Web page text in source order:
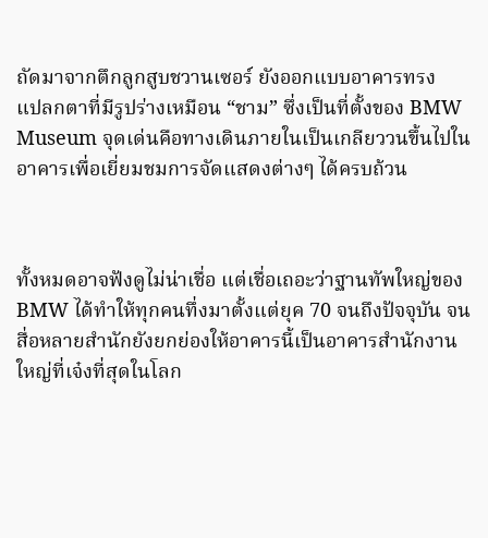
ถัดมาจากตึกลูกสูบชวานเซอร์ ยังออกแบบอาคารทรง
แปลกตาที่มีรูปร่างเหมือน “ชาม” ซึ่งเป็นที่ตั้งของ BMW
Museum จุดเด่นคือทางเดินภายในเป็นเกลียววนขึ้นไปใน
อาคารเพื่อเยี่ยมชมการจัดแสดงต่างๆ ได้ครบถ้วน
ทั้งหมดอาจฟังดูไม่น่าเชื่อ แต่เชื่อเถอะว่าฐานทัพใหญ่ของ
BMW ได้ทำให้ทุกคนทึ่งมาตั้งแต่ยุค 70 จนถึงปัจจุบัน จน
สื่อหลายสำนักยังยกย่องให้อาคารนี้เป็นอาคารสำนักงาน
ใหญ่ที่เจ๋งที่สุดในโลก